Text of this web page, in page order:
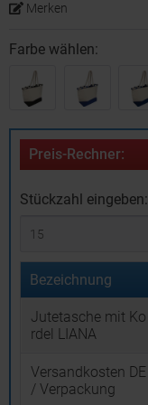
Merken
Farbe wählen:
Preis-Rechner:
Stückzahl eingeben:
Bezeichnung
Jutetasche mit Ko
rdel LIANA
Versandkosten DE
/ Verpackung